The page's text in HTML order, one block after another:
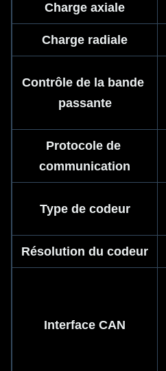
Charge axiale
Charge radiale
Contrôle de la bande
passante
Protocole de
communication
Type de codeur
Résolution du codeur
Interface CAN